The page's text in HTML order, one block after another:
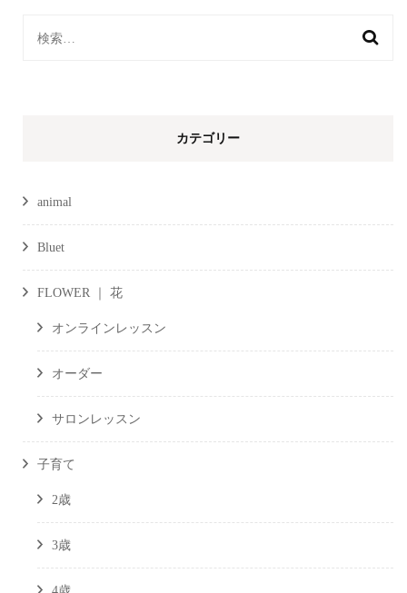
検
カテゴリー
animal
Bluet
FLOWER ｜ 花
オンラインレッスン
オーダー
サロンレッスン
子育て
2歳
3歳